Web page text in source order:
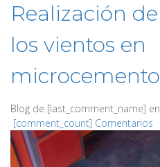
Realización
los vientos en
microcemento
Blog de [last_comment_name] en
[comment_count] Comentarios